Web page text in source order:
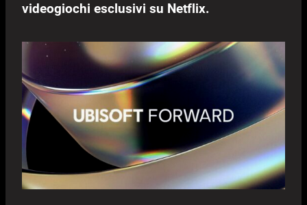
videogiochi esclusivi su Netflix.